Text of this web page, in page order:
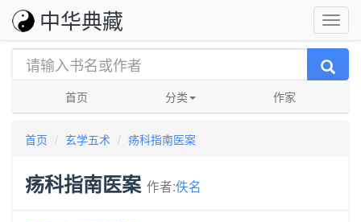
中华典藏
首页 分类 作家
首页 玄学五术 疡科指南医案
疡科指南医案 作者:佚名